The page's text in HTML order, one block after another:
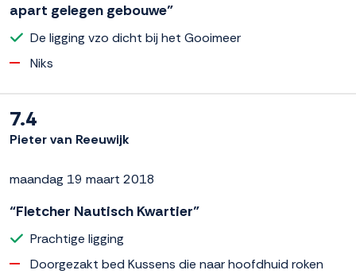
apart gelegen gebouwe”
De ligging vzo dicht bij het Gooimeer
Niks
7.4
Pieter van Reeuwijk
maandag 19 maart 2018
“Fletcher Nautisch Kwartier”
Prachtige ligging
Doorgezakt bed Kussens die naar hoofdhuid roken